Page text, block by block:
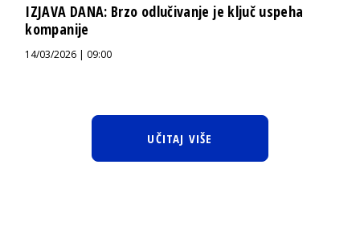
IZJAVA DANA: Brzo odlučivanje je ključ uspeha
kompanije
14/03/2026 | 09:00
UČITAJ VIŠE